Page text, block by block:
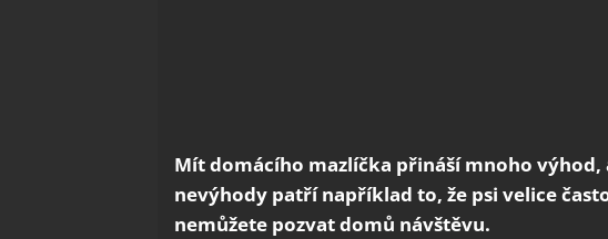
Mít domácího mazlíčka přináší mnoho výhod,
nevýhody patří například to, že psi velice
nemůžete pozvat domů návštěvu.